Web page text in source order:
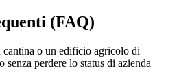
(FAQ)
cantina o un edificio agricolo di
senza perdere lo status di azienda